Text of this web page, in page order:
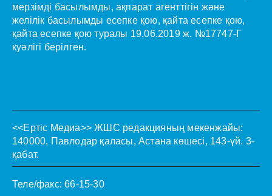
мерзімді басылымды, ақпарат агенттігін және
желілік басылымды есепке қою, қайта есепке қою,
қайта есепке қою туралы 19.06.2019 ж. №17747-Г
куәлігі берілген.
<<Ертіс Медиа>> ЖШС редакцияның мекенжайы:
140000, Павлодар қаласы, Астана көшесі, 143-үй. 3-
қабат.
Теле/факс: 66-15-30